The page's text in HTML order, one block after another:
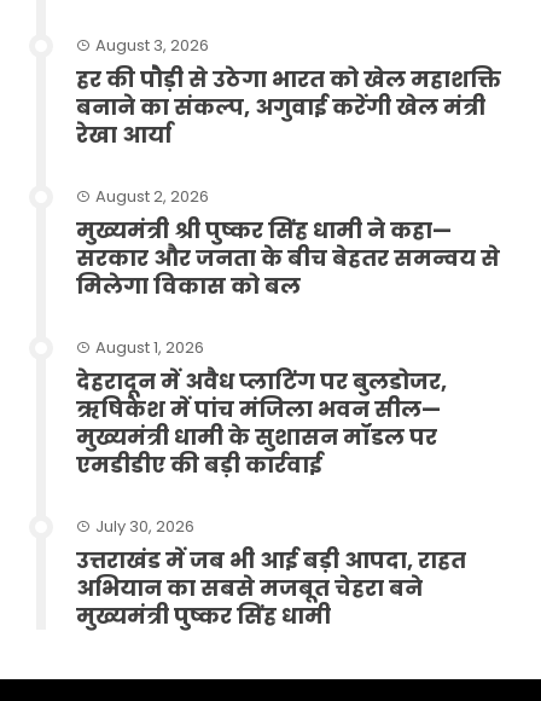
August 3, 2026
हर की पौड़ी से उठेगा भारत को खेल महाशक्ति
बनाने का संकल्प, अगुवाई करेंगी खेल मंत्री
रेखा आर्या
August 2, 2026
मुख्यमंत्री श्री पुष्कर सिंह धामी ने कहा—
सरकार और जनता के बीच बेहतर समन्वय से
मिलेगा विकास को बल
August 1, 2026
देहरादून में अवैध प्लाटिंग पर बुलडोजर,
ऋषिकेश में पांच मंजिला भवन सील—
मुख्यमंत्री धामी के सुशासन मॉडल पर
एमडीडीए की बड़ी कार्रवाई
July 30, 2026
उत्तराखंड में जब भी आई बड़ी आपदा, राहत
अभियान का सबसे मजबूत चेहरा बने
मुख्यमंत्री पुष्कर सिंह धामी